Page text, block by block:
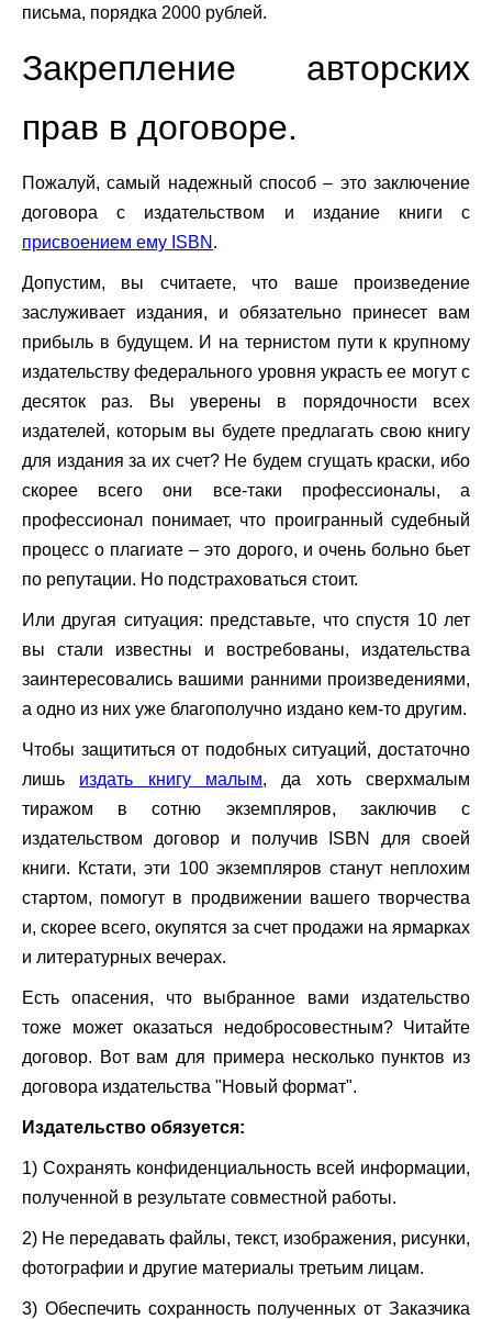
письма, порядка 2000 рублей.
Закрепление авторских
прав в договоре.
Пожалуй, самый надежный способ – это заключение
договора с издательством и издание книги с
присвоением ему ISBN .
Допустим, вы считаете, что ваше произведение
заслуживает издания, и обязательно принесет вам
прибыль в будущем. И на тернистом пути к крупному
издательству федерального уровня украсть ее могут с
десяток раз. Вы уверены в порядочности всех
издателей, которым вы будете предлагать свою книгу
для издания за их счет? Не будем сгущать краски, ибо
скорее всего они все-таки профессионалы, а
профессионал понимает, что проигранный судебный
процесс о плагиате – это дорого, и очень больно бьет
по репутации. Но подстраховаться стоит.
Или другая ситуация: представьте, что спустя 10 лет
вы стали известны и востребованы, издательства
заинтересовались вашими ранними произведениями,
а одно из них уже благополучно издано кем-то другим.
Чтобы защититься от подобных ситуаций, достаточно
лишь издать книгу малым, да хоть сверхмалым
тиражом в сотню экземпляров, заключив с
издательством договор и получив
ISBN
для своей
книги. Кстати, эти 100 экземпляров станут неплохим
стартом, помогут в продвижении вашего творчества
и, скорее всего, окупятся за счет продажи на ярмарках
и литературных вечерах.
Есть опасения, что выбранное вами издательство
тоже может оказаться недобросовестным? Читайте
договор. Вот вам для примера несколько пунктов из
договора издательства "Новый формат".
Издательство обязуется:
1) Сохранять конфиденциальность всей информации,
полученной в результате совместной работы.
2) Не передавать файлы, текст, изображения, рисунки,
фотографии и другие материалы третьим лицам.
3) Обеспечить сохранность полученных от Заказчика